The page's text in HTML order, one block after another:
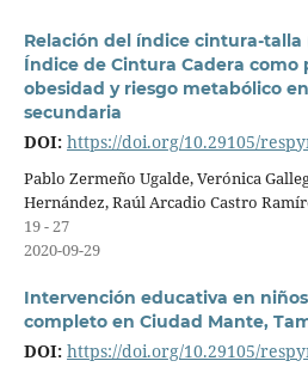
Relación del índice cintura-talla
Índice de Cintura Cadera como
obesidad y riesgo metabólico
secundaria
DOI: https://doi.org/10.29105/
Pablo Zermeño Ugalde, Verónica
Hernández, Raúl Arcadio Castro
19 - 27
2020-09-29
Intervención educativa en
completo en Ciudad Mante,
DOI: https://doi.org/10.29105/